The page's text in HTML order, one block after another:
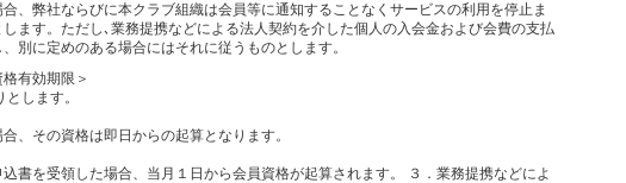
、弊社ならびに本クラブ組織は会員等に通知することなくサービスの利用を停止ま
ます。ただし､業務提携などによる法人契約を介した個人の入会金および会費の支払
別に定めのある場合にはそれに従うものとします。
有効期限＞
します。
、その資格は即日からの起算となります。
書を受領した場合、当月１日から会員資格が起算されます。 ３．業務提携などによ